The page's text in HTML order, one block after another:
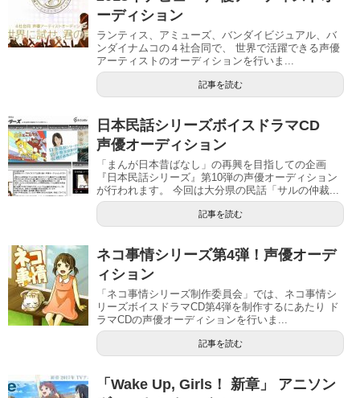
ーディション
ランティス、アミューズ、バンダイビジュアル、バ
ンダイナムコの４社合同で、 世界で活躍できる声優
アーティストのオーディションを行いま...
記事を読む
日本民話シリーズボイスドラマCD
声優オーディション
「まんが日本昔ばなし」の再興を目指しての企画
『日本民話シリーズ』第10弾の声優オーディション
が行われます。 今回は大分県の民話「サルの仲裁...
記事を読む
ネコ事情シリーズ第4弾！声優オーデ
ィション
「ネコ事情シリーズ制作委員会」では、ネコ事情シ
リーズボイスドラマCD第4弾を制作するにあたり ド
ラマCDの声優オーディションを行いま...
記事を読む
「Wake Up, Girls！ 新章」 アニソン